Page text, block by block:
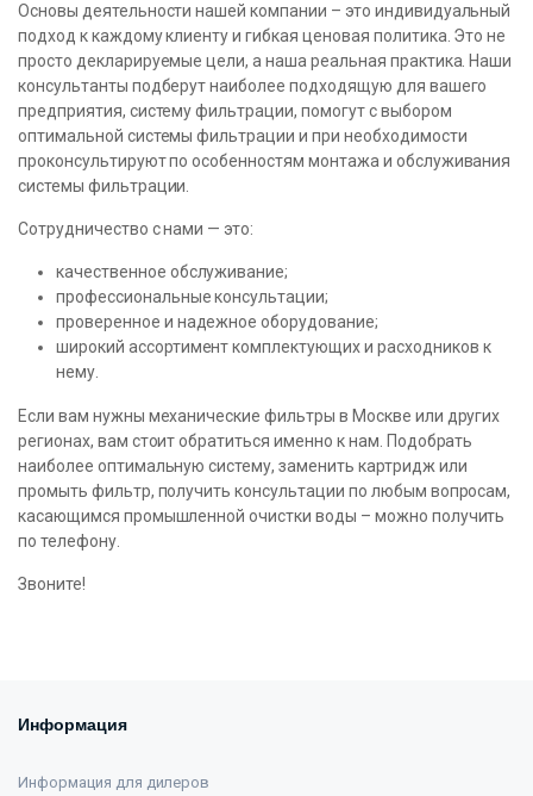
Основы деятельности нашей компании – это индивидуальный
подход к каждому клиенту и гибкая ценовая политика. Это не
просто декларируемые цели, а наша реальная практика. Наши
консультанты подберут наиболее подходящую для вашего
предприятия, систему фильтрации, помогут с выбором
оптимальной системы фильтрации и при необходимости
проконсультируют по особенностям монтажа и обслуживания
системы фильтрации.
Сотрудничество с нами — это:
качественное обслуживание;
профессиональные консультации;
проверенное и надежное оборудование;
широкий ассортимент комплектующих и расходников к
нему.
Если вам нужны механические фильтры в Москве или других
регионах, вам стоит обратиться именно к нам. Подобрать
наиболее оптимальную систему, заменить картридж или
промыть фильтр, получить консультации по любым вопросам,
касающимся промышленной очистки воды – можно получить
по телефону.
Звоните!
Информация
Информация для дилеров